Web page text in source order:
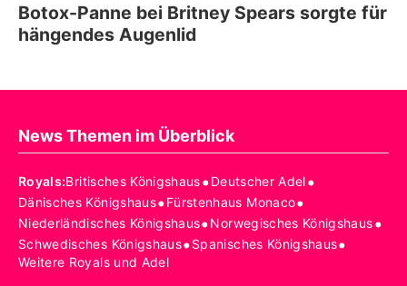
Botox-Panne bei Britney Spears sorgte für
hängendes Augenlid
News Themen im Überblick
Royals:Britisches Königshaus•Deutscher Adel•
Dänisches Königshaus•Fürstenhaus Monaco•
Niederländisches Königshaus•Norwegisches Königshaus•
Schwedisches Königshaus•Spanisches Königshaus•
Weitere Royals und Adel